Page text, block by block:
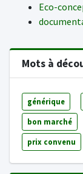
Eco-
Mots à
générique
bon marché
prix convenu